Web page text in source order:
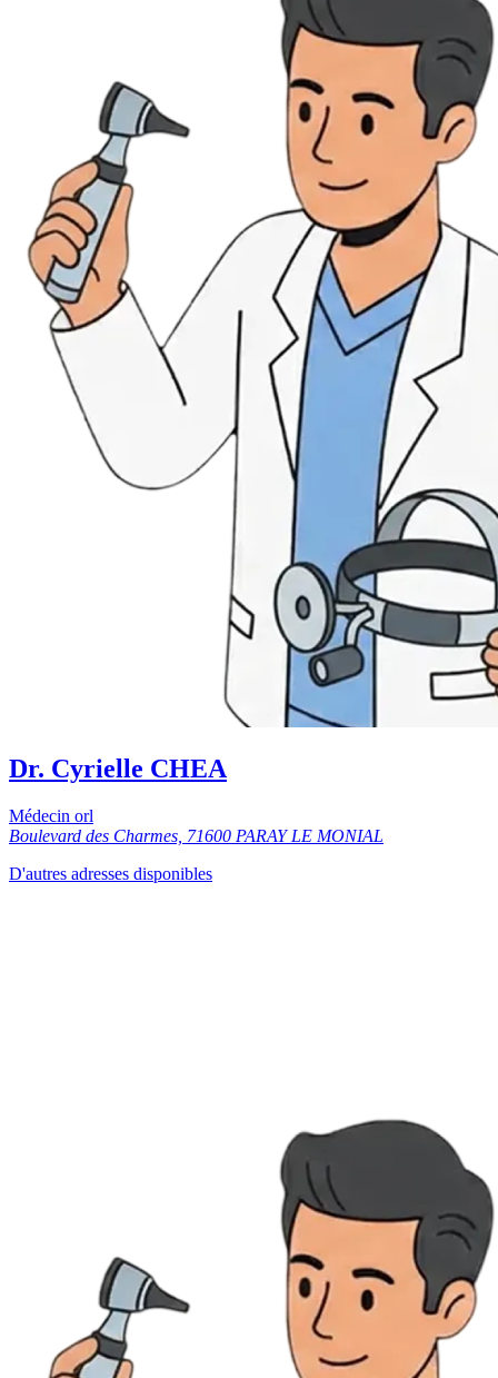
Dr. Cyrielle CHEA
Médecin orl
Boulevard des Charmes, 71600 PARAY LE MONIAL
D'autres adresses disponibles